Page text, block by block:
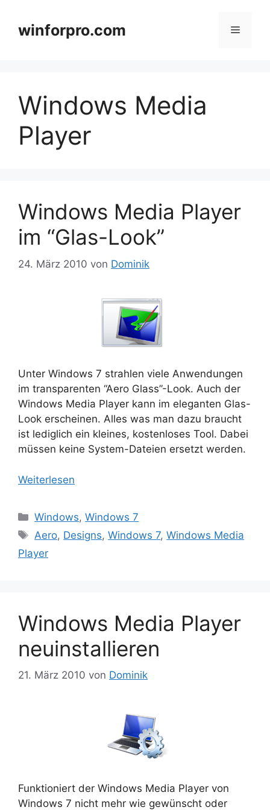
springenwinforpro.com Menü
Windows Media
Player
Windows Media Player
im “Glas-Look”
24. März 2010 von Dominik
Unter Windows 7 strahlen viele Anwendungen
im transparenten “Aero Glass”-Look. Auch der
Windows Media Player kann im eleganten Glas-
Look erscheinen. Alles was man dazu braucht
ist lediglich ein kleines, kostenloses Tool. Dabei
müssen keine System-Dateien ersetzt werden.
Weiterlesen
Kategorien
Windows,Windows 7
Schlagwörter
Aero, Designs,Windows 7,Windows Media
Player
Windows Media Player
neuinstallieren
21. März 2010 von Dominik
Funktioniert der Windows Media Player von
Windows 7 nicht mehr wie gewünscht oder